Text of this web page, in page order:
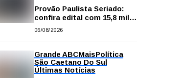
Provão Paulista Seriado:
confira edital com 15,8 mil
vagas para ensino superior
06/08/2026
Grande ABCMaisPolítica
São Caetano Do Sul
Últimas Notícias